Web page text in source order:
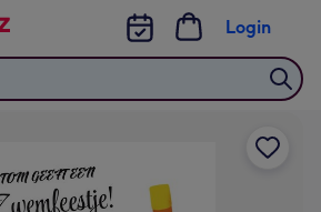
Login